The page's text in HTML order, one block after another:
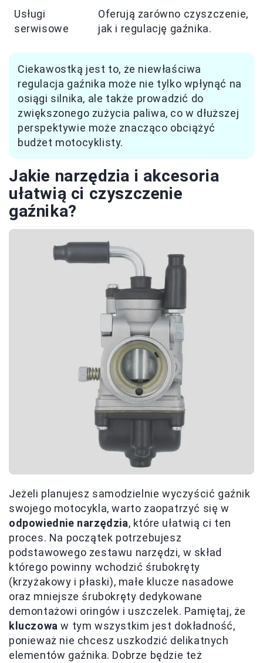
Usługi
serwisowe
Oferują zarówno czyszczenie,
jak i regulację gaźnika.
Ciekawostką jest to, że niewłaściwa
regulacja gaźnika może nie tylko wpłynąć na
osiągi silnika, ale także prowadzić do
zwiększonego zużycia paliwa, co w dłuższej
perspektywie może znacząco obciążyć
budżet motocyklisty.
Jakie narzędzia i akcesoria
ułatwią ci czyszczenie
gaźnika?
Jeżeli planujesz samodzielnie wyczyścić gaźnik
swojego motocykla, warto zaopatrzyć się w
odpowiednie narzędzia, które ułatwią ci ten
proces. Na początek potrzebujesz
podstawowego zestawu narzędzi, w skład
którego powinny wchodzić śrubokręty
(krzyżakowy i płaski), małe klucze nasadowe
oraz mniejsze śrubokręty dedykowane
demontażowi oringów i uszczelek. Pamiętaj, że
kluczowa w tym wszystkim jest dokładność,
ponieważ nie chcesz uszkodzić delikatnych
elementów gaźnika. Dobrze będzie też